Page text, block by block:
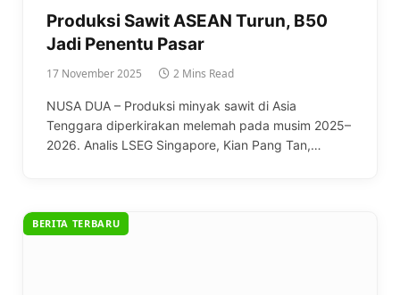
Produksi Sawit ASEAN Turun, B50
Jadi Penentu Pasar
17 November 2025 2 Mins Read
NUSA DUA – Produksi minyak sawit di Asia
Tenggara diperkirakan melemah pada musim 2025–
2026. Analis LSEG Singapore, Kian Pang Tan,…
BERITA TERBARU